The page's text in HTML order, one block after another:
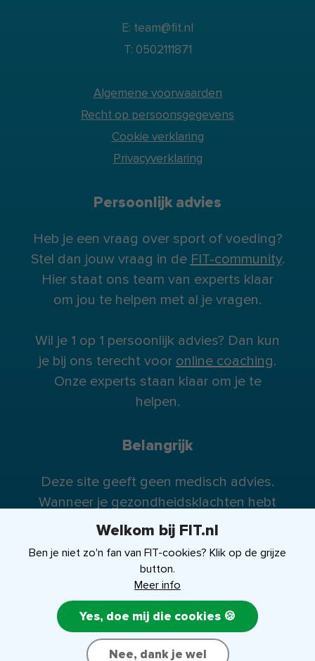
E: team@fit.nl
T: 0502111871
Algemene voorwaarden
Recht op persoonsgegevens
Cookie verklaring
Privacyverklaring
Persoonlijk advies
Heb je een vraag over sport of voeding?
Stel dan jouw vraag in de FIT-community.
Hier staat ons team van experts klaar
om jou te helpen met al je vragen.
Wil je 1 op 1 persoonlijk advies? Dan kun
je bij ons terecht voor online coaching.
Onze experts staan klaar om je te
helpen.
Belangrijk
Deze site geeft geen medisch advies.
Wanneer je gezondheidsklachten hebt
raden wij je te allen tijde aan contact op
te nemen met je huisarts (of eventueel
specialist).
FIT-shop Over ons
Welkom bij FIT.nl
Ben je niet zo'n fan van FIT-cookies? Klik op de grijze
button.
Meer info
Yes, doe mij die cookies 🍪
Nee, dank je wel